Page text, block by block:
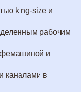
king-size и
рабочим
и
каналами в